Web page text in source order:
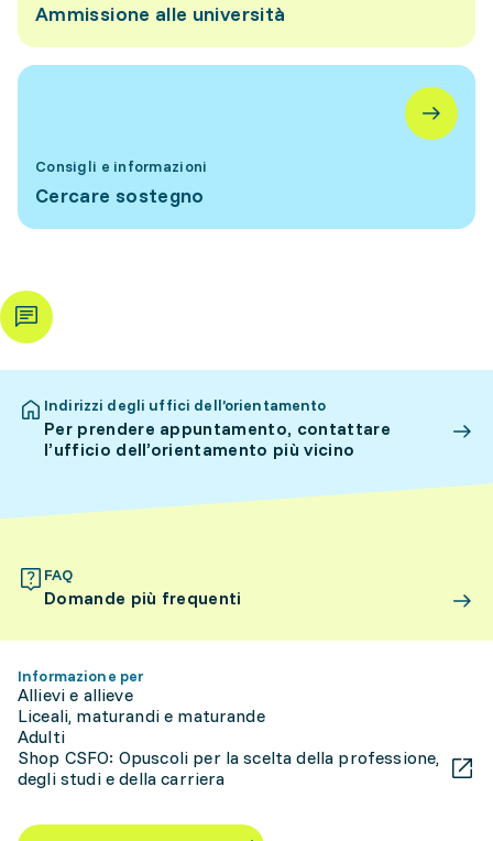
Ammissione alle università
Consigli e informazioni
Cercare sostegno
Indirizzi degli uffici dell’orientamento
Per prendere appuntamento, contattare
l’ufficio dell’orientamento più vicino
FAQ
Domande più frequenti
Informazione per
Allievi e allieve
Liceali, maturandi e maturande
Adulti
Shop CSFO: Opuscoli per la scelta della professione,
degli studi e della carriera